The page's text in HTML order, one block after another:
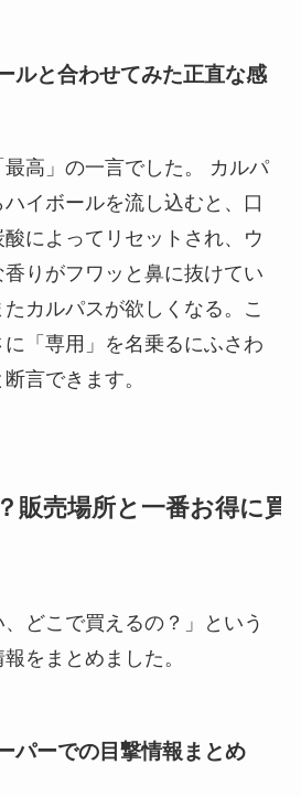
ルと合わせてみた正直な感
高」の一言でした。 カルパ
イボールを流し込むと、口
によってリセットされ、ウ
りがフワッと鼻に抜けてい
カルパスが欲しくなる。こ
「専用」を名乗るにふさわ
言できます。
販売場所と一番お得に買
、どこで買えるの？」という
をまとめました。
パーでの目撃情報まとめ